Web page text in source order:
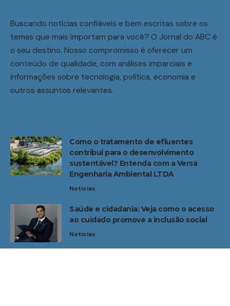
Buscando notícias confiáveis e bem escritas sobre os
temas que mais importam para você? O Jornal do ABC é
o seu destino. Nosso compromisso é oferecer um
conteúdo de qualidade, com análises imparciais e
informações sobre tecnologia, política, economia e
outros assuntos relevantes.
Como o tratamento de efluentes
contribui para o desenvolvimento
sustentável? Entenda com a Versa
Engenharia Ambiental LTDA
Noticias
Saúde e cidadania: Veja como o acesso
ao cuidado promove a inclusão social
Noticias